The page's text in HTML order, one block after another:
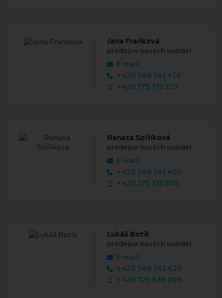
Jana Fraňková
prodejce nových vozidel
E‑mail
+420 548 141 416
+420 775 775 213
Renata Spiříková
prodejce nových vozidel
E‑mail
+420 548 141 457
+420 775 775 208
Lukáš Botík
prodejce nových vozidel
E‑mail
+420 548 141 425
+420 725 836 096